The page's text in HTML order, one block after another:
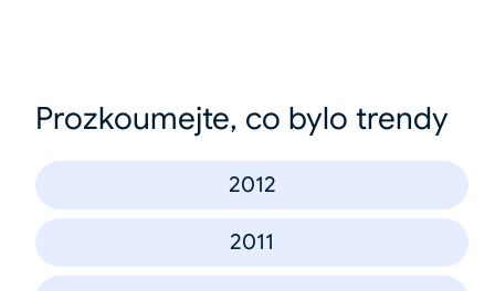
Prozkoumejte, co bylo trendy
2012
2011